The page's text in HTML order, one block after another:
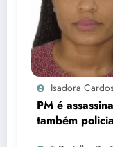
Isadora
PM é
também
crime